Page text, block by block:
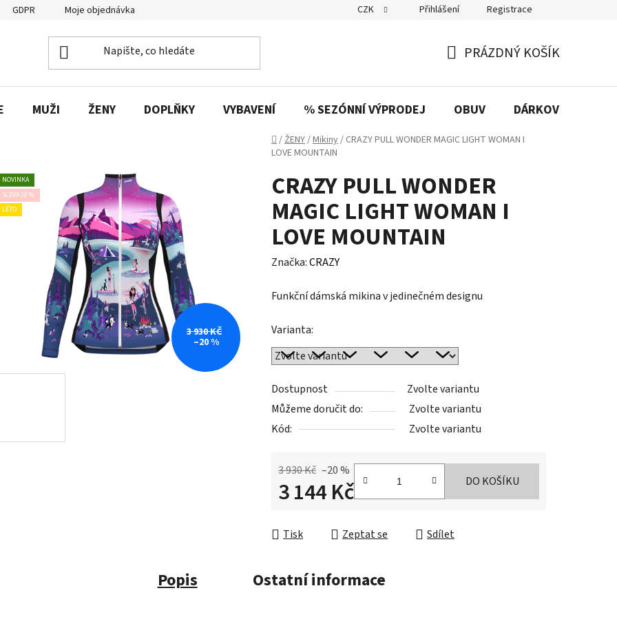
GDPR Moje objednávka CZK Přihlášení Registrace
KOŠÍK
PRÁZDNÝ KOŠÍK
MUŽI ŽENY DOPLŇKY VYBAVENÍ % SEZÓNNÍ VÝPRODEJ OBUV DÁRKOVÉ
Domů
/ŽENY/Mikiny/ CRAZY PULL WONDER MAGIC LIGHT WOMAN I
LOVE MOUNTAIN
CRAZY PULL WONDER
MAGIC LIGHT WOMAN I
LOVE MOUNTAIN
Značka:CRAZY
Funkční dámská mikina v jedinečném designu
Varianta:
Dostupnost
Zvolte variantu
Můžeme doručit do:
Zvolte variantu
Kód:
Zvolte variantu
3 930 Kč –20 %
3 144 Kč DO KOŠÍKU
Tisk Zeptat se Sdílet
NOVINKA
SLEVA 20 %
LÉTO
3 930 KČ
–20 %
Popis Ostatní informace